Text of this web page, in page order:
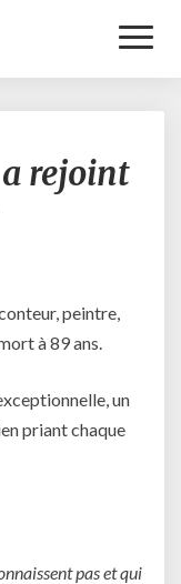
rejoint
peintre,
à 89 ans.
un
priant chaque
pas et qui